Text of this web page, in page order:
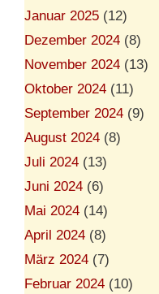
Januar 2025 (12)
Dezember 2024 (8)
November 2024 (13)
Oktober 2024 (11)
September 2024 (9)
August 2024 (8)
Juli 2024 (13)
Juni 2024 (6)
Mai 2024 (14)
April 2024 (8)
März 2024 (7)
Februar 2024 (10)